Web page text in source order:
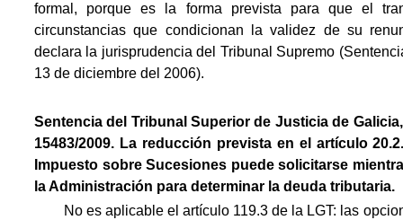
formal, porque es la forma prevista para que el
circunstancias que condicionan la validez de su
declara la jurisprudencia del Tribunal Supremo
13 de diciembre del 2006).
Sentencia del Tribunal Superior de Justicia de
15483/2009. La reducción prevista en el artículo
Impuesto sobre Sucesiones puede solicitarse
la Administración para determinar la deuda tributaria.
No es aplicable el artículo 119.3 de la LGT: las